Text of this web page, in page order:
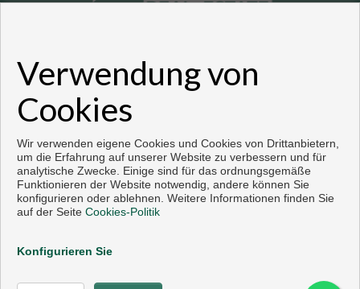
Wohnungen und häuser zum verkauf in Malaga
Copyright © 2026. Alle Rechte vorbehalten.
Cookies policy
Verwendung von
Cookies
Wir verwenden eigene Cookies und Cookies von Drittanbietern,
um die Erfahrung auf unserer Website zu verbessern und für
analytische Zwecke. Einige sind für das ordnungsgemäße
Funktionieren der Website notwendig, andere können Sie
konfigurieren oder ablehnen. Weitere Informationen finden Sie
auf der Seite Cookies-Politik
Konfigurieren Sie